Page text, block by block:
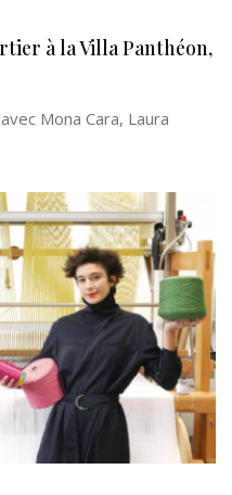
à la Villa Panthéon,
Mona Cara, Laura